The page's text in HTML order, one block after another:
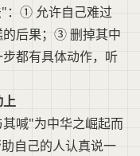
：① 允许自己难过
后果；③ 删掉其中
都有具体动作，听
上
喊"为中华之崛起而
自己的人认真说一